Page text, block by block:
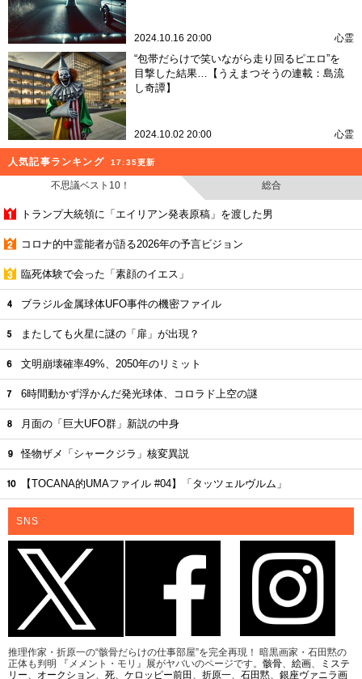
2024.10.16 20:00 心霊
“包帯だらけで笑いながら走り回るピエロ”を
目撃した結果…【うえまつそうの連載：島流
し奇譚】
2024.10.02 20:00 心霊
人気記事ランキング 17:35更新
不思議ベスト10！ 総合
トランプ大統領に「エイリアン発表原稿」を渡した男
コロナ的中霊能者が語る2026年の予言ビジョン
臨死体験で会った「素顔のイエス」
ブラジル金属球体UFO事件の機密ファイル
またしても火星に謎の「扉」が出現？
文明崩壊確率49%、2050年のリミット
6時間動かず浮かんだ発光球体、コロラド上空の謎
月面の「巨大UFO群」新説の中身
怪物ザメ「シャークジラ」核変異説
【TOCANA的UMAファイル #04】「タッツェルヴルム」
SNS
推理作家・折原一の“骸骨だらけの仕事部屋”を完全再現！ 暗黒画家・石田黙の
正体も判明 『メメント・モリ』展がヤバいのページです。 骸骨、 絵画、
ミステ
リー、 オークション、 死、 ケロッピー前田 、 折原一、 石田黙、 銀座ヴァニラ画